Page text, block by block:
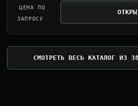
ЦЕНА ПО
ЗАПРОСУ
СМОТРЕТЬ ВЕСЬ КАТАЛОГ ИЗ